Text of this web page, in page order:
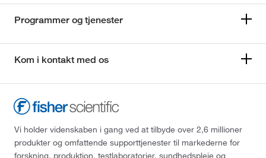
Programmer og tjenester
Kom i kontakt med os
Vi holder videnskaben i gang ved at tilbyde over 2,6 millioner
produkter og omfattende supporttjenester til markederne for
forskning, produktion, testlaboratorier, sundhedspleje og